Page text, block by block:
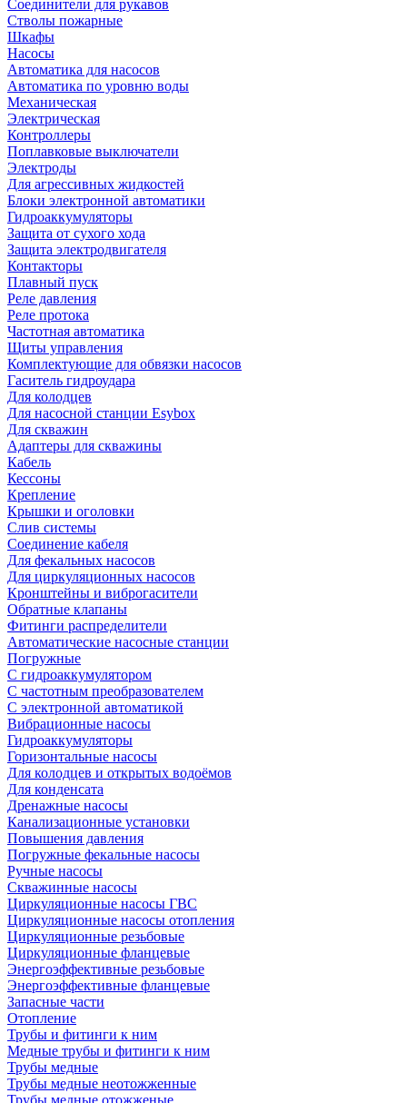
Соединители для рукавов
Стволы пожарные
Шкафы
Насосы
Автоматика для насосов
Автоматика по уровню воды
Механическая
Электрическая
Контроллеры
Поплавковые выключатели
Электроды
Для агрессивных жидкостей
Блоки электронной автоматики
Гидроаккумуляторы
Защита от сухого хода
Защита электродвигателя
Контакторы
Плавный пуск
Реле давления
Реле протока
Частотная автоматика
Щиты управления
Комплектующие для обвязки насосов
Гаситель гидроудара
Для колодцев
Для насосной станции Esybox
Для скважин
Адаптеры для скважины
Кабель
Кессоны
Крепление
Крышки и оголовки
Слив системы
Соединение кабеля
Для фекальных насосов
Для циркуляционных насосов
Кронштейны и виброгасители
Обратные клапаны
Фитинги распределители
Автоматические насосные станции
Погружные
С гидроаккумулятором
С частотным преобразователем
С электронной автоматикой
Вибрационные насосы
Гидроаккумуляторы
Горизонтальные насосы
Для колодцев и открытых водоёмов
Для конденсата
Дренажные насосы
Канализационные установки
Повышения давления
Погружные фекальные насосы
Ручные насосы
Скважинные насосы
Циркуляционные насосы ГВС
Циркуляционные насосы отопления
Циркуляционные резьбовые
Циркуляционные фланцевые
Энергоэффективные резьбовые
Энергоэффективные фланцевые
Запасные части
Отопление
Трубы и фитинги к ним
Медные трубы и фитинги к ним
Трубы медные
Трубы медные неотожженные
Трубы медные отожженые